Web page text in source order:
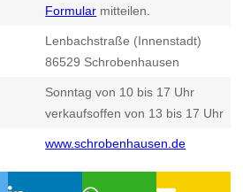
Formular mitteilen.
Lenbachstraße (Innenstadt)
86529 Schrobenhausen
Sonntag von 10 bis 17 Uhr
verkaufsoffen von 13 bis 17 Uhr
www.schrobenhausen.de